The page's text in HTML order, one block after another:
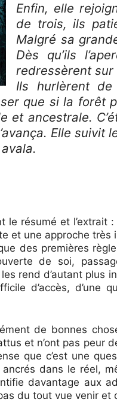
Enfin, elle
de trois, ils
Malgré sa
Dès qu’ils
redressèrent sur
Ils hurlèrent de
que si la forêt
et ancestrale.
Elle suivit
le résumé et l’extrait
et une approche
des premières
de soi,
rend d’autant plus
d’accès,
de bonnes
et n’ont pas peur
que c’est une
dans le réel,
davantage aux
du tout vue venir